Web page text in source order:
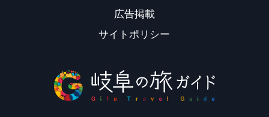
広告掲載
サイトポリシー